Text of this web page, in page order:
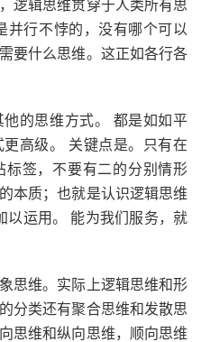
逻辑思维贯穿于人类所有思
并行不悖的，没有哪个可以
要什么思维。这正如各行各
的思维方式。 都是如如平
高级。 关键点是。只有在
标签，不要有二的分别情形
本质；也就是认识逻辑思维
以运用。 能为我们服务，就
思维。实际上逻辑思维和形
分类还有聚合思维和发散思
思维和纵向思维，顺向思维